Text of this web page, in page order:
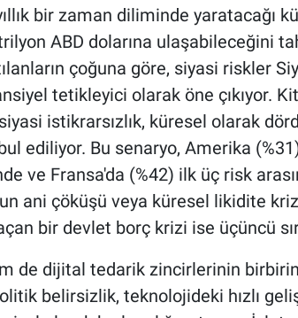
bir zaman diliminde yaratacağı
trilyon ABD dolarına ulaşabileceğini
çoğuna göre, siyasi riskler
tetikleyici olarak öne çıkıyor.
istikrarsızlık, küresel olarak
ediliyor. Bu senaryo, Amerika
ve Fransa'da (%42) ilk üç risk
ani çöküşü veya küresel likidite
bir devlet borç krizi ise üçüncü
de dijital tedarik zincirlerinin birbirine
belirsizlik, teknolojideki hızlı